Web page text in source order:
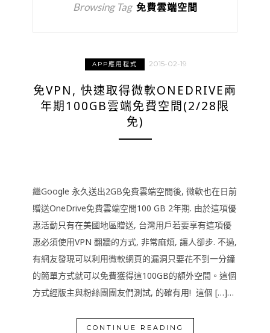
Browsing Tag 免費雲端空間
APP應用程式 2015-02-19
免VPN, 快速取得微軟ONEDRIVE兩
年期100GB雲端免費空間(2/28限
免)
繼Google 永久送出2GB免費雲端空間後, 微軟也在日前
贈送OneDrive免費雲端空間100 GB 2年期. 由於這項優
惠活動只有在美國地區贈送, 台灣用戶若要享有這項優
惠必須使用VPN 翻牆的方式, 非常麻煩, 讓人卻步. 不過,
有網友發現可以利用微軟網頁的漏洞只要花不到一分鐘
的簡單方式就可以免費獲得這100GB的額外空間。這個
方式經版主與粉絲團團友們測試, 的確有用! 這個 […]…
CONTINUE READING